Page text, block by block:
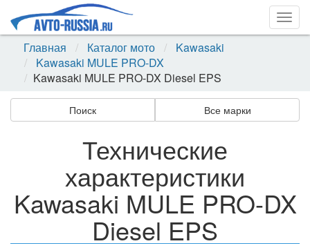
Главная
Каталог мото
Kawasaki
Kawasaki MULE PRO-DX
Kawasaki MULE PRO-DX Diesel EPS
Поиск Все марки
Технические
характеристики
Kawasaki MULE PRO-DX
Diesel EPS